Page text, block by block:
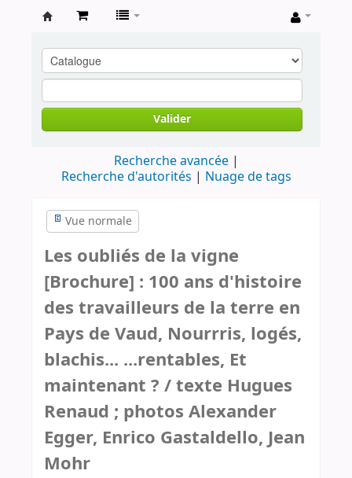
contestataires
Valider
Recherche avancée
Recherche d'autorités
Nuage de tags
Vue normale
Les oubliés de la vigne
[Brochure] : 100 ans d'histoire
des travailleurs de la terre en
Pays de Vaud, Nourrris, logés,
blachis... ...rentables, Et
maintenant ? / texte Hugues
Renaud ; photos Alexander
Egger, Enrico Gastaldello, Jean
Mohr